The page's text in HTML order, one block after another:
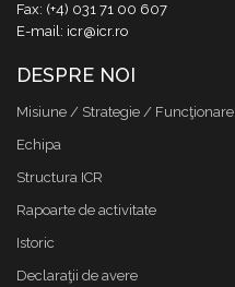
Fax: (+4) 031 71 00 607
E-mail: icr@icr.ro
DESPRE NOI
Misiune / Strategie / Funcţionare
Echipa
Structura ICR
Rapoarte de activitate
Istoric
Declaraţii de avere